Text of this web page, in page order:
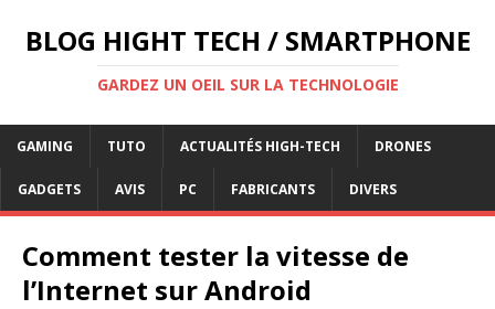
BLOG HIGHT TECH / SMARTPHONE
GARDEZ UN OEIL SUR LA TECHNOLOGIE
GAMING TUTO ACTUALITÉS HIGH-TECH DRONES
GADGETS AVIS PC FABRICANTS DIVERS
Comment tester la vitesse de
l’Internet sur Android